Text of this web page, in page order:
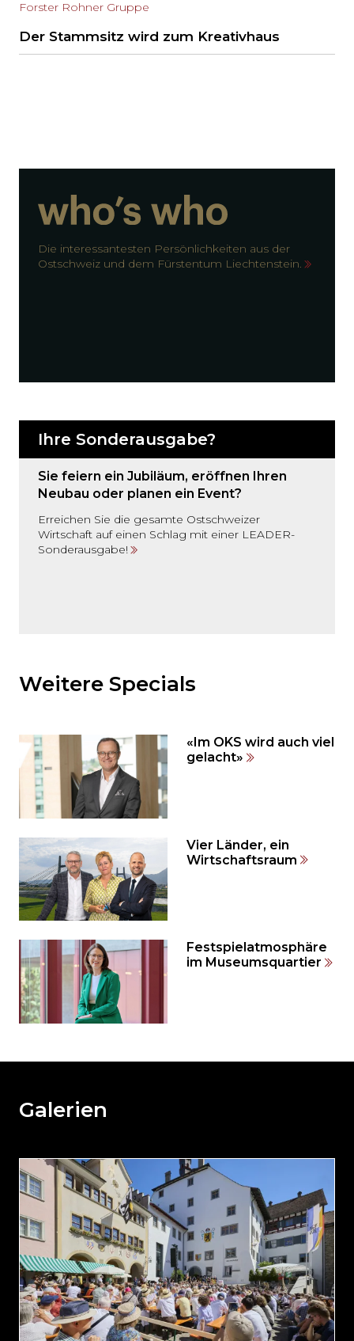
Forster Rohner Gruppe
Der Stammsitz wird zum Kreativhaus
Die interessantesten Persönlichkeiten aus der
Ostschweiz und dem Fürstentum Liechtenstein.
Ihre Sonderausgabe?
Sie feiern ein Jubiläum, eröffnen Ihren
Neubau oder planen ein Event?
Erreichen Sie die gesamte Ostschweizer
Wirtschaft auf einen Schlag mit einer LEADER-
Sonderausgabe!
den
Inhalt
auslassen
und
direkt
springen?
Weitere Specials
«Im OKS wird auch viel
gelacht»
Vier Länder, ein
Wirtschaftsraum
Festspielatmosphäre
im Museumsquartier
weiteren
Inhalt
und
direkt
zum
Seitenende
springen?
Galerien